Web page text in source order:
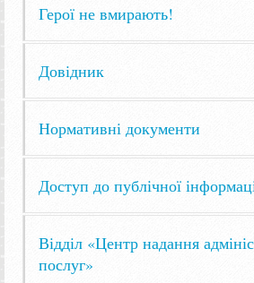
Герої не вмирають!
Довідник
Нормативні документи
Доступ до публічної
Відділ «Центр надання
послуг»